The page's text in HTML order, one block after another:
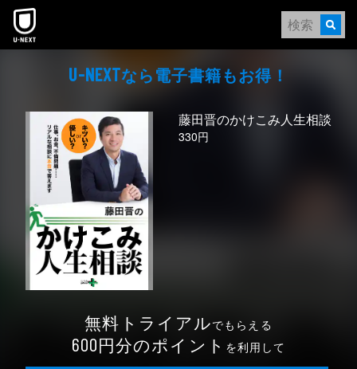
本文へスキップ
U-NEXTなら電⼦書籍もお得！
藤田晋のかけこみ人生相談
330円
無料トライアルでもらえる
600円分のポイント を利用して